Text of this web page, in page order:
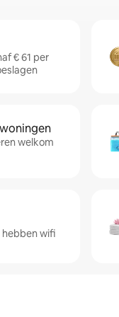
€ 61 per
welkom
hebben wifi